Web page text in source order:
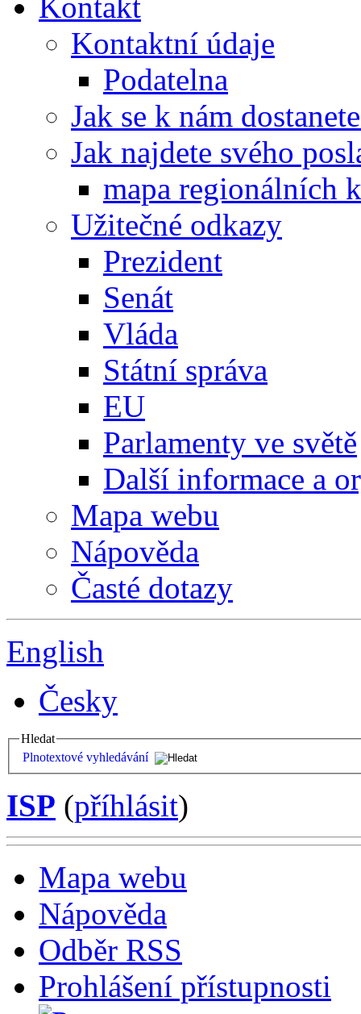
Kontaktní údaje
Podatelna
Jak se k nám
Jak najdete svého
mapa regionálních
Užitečné odkazy
Prezident
Senát
Vláda
Státní správa
EU
Parlamenty ve světě
Další informace a
Mapa webu
Nápověda
Časté dotazy
English
Česky
Hledat
Plnotextové vyhledávání
ISP (příhlásit)
Mapa webu
Nápověda
Odběr RSS
Prohlášení přístupnosti